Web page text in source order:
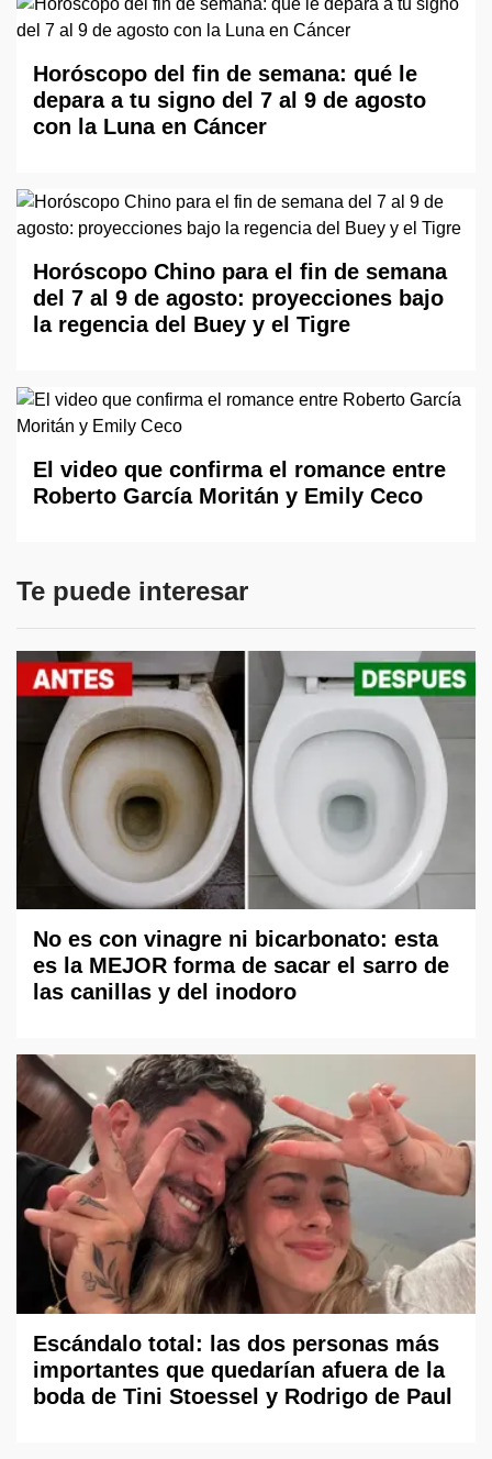
Horóscopo del fin de semana: qué le
depara a tu signo del 7 al 9 de agosto
con la Luna en Cáncer
Horóscopo Chino para el fin de semana
del 7 al 9 de agosto: proyecciones bajo
la regencia del Buey y el Tigre
El video que confirma el romance entre
Roberto García Moritán y Emily Ceco
Te puede interesar
No es con vinagre ni bicarbonato: esta
es la MEJOR forma de sacar el sarro de
las canillas y del inodoro
Escándalo total: las dos personas más
importantes que quedarían afuera de la
boda de Tini Stoessel y Rodrigo de Paul